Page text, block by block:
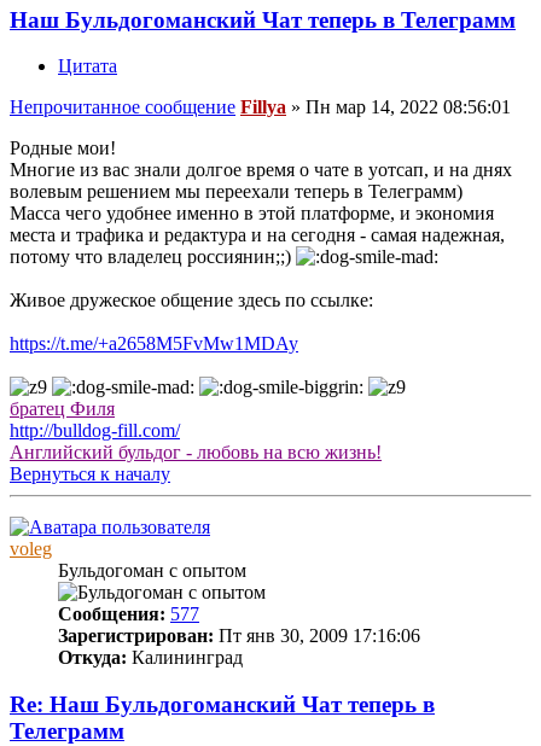
Наш Бульдогоманский Чат теперь в Телеграмм
Цитата
Непрочитанное сообщение Fillya » Пн мар 14, 2022 08:56:01
Родные мои!
Многие из вас знали долгое время о чате в уотсап, и на днях
волевым решением мы переехали теперь в Телеграмм)
Масса чего удобнее именно в этой платформе, и экономия
места и трафика и редактура и на сегодня - самая надежная,
потому что владелец россиянин;;)
Живое дружеское общение здесь по ссылке:
https://t.me/+a2658M5FvMw1MDAy
братец Филя
http://bulldog-fill.com/
Английский бульдог - любовь на всю жизнь!
Вернуться к началу
voleg
Бульдогоман с опытом
Сообщения: 577
Зарегистрирован: Пт янв 30, 2009 17:16:06
Откуда: Калининград
Re: Наш Бульдогоманский Чат теперь в
Телеграмм